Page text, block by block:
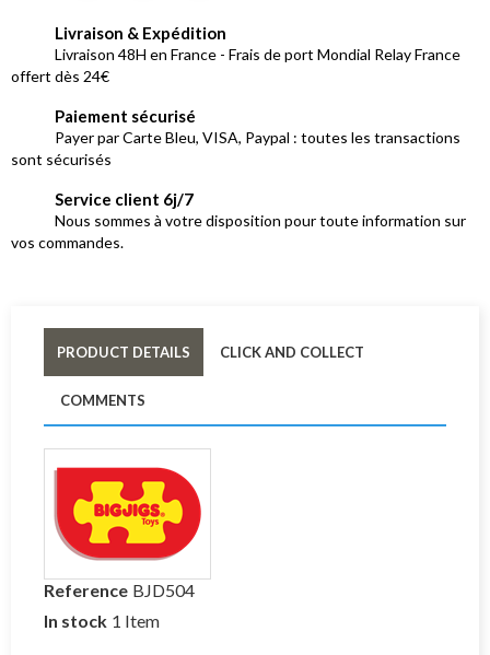
Livraison & Expédition
Livraison 48H en France - Frais de port Mondial Relay France
offert dès 24€
Paiement sécurisé
Payer par Carte Bleu, VISA, Paypal : toutes les transactions
sont sécurisés
Service client 6j/7
Nous sommes à votre disposition pour toute information sur
vos commandes.
PRODUCT DETAILS CLICK AND COLLECT
COMMENTS
Reference BJD504
In stock 1 Item